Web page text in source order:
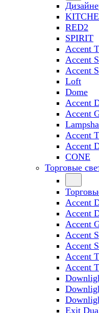
RED2
SPIRIT
Accent
Accent
Accent
Loft
Dome
Accent
Accent
Accent
Accent
CONE
Торговые
Accent
Accent
Accent
Accent
Accent
Accent
Accent
Exit